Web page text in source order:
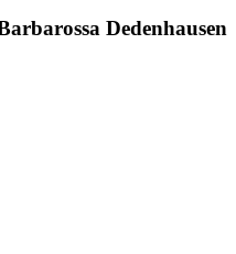
Dedenhausen